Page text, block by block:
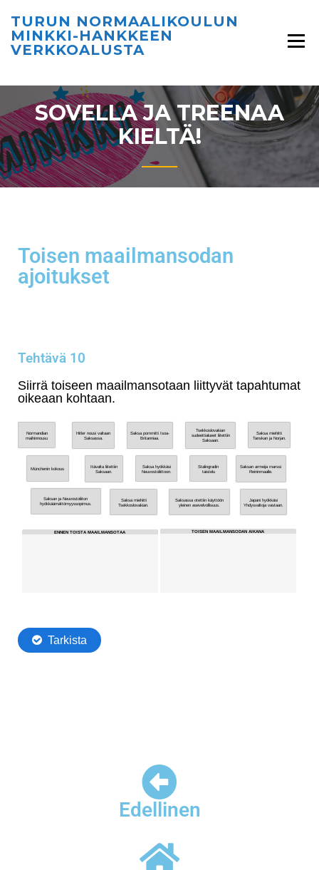
TURUN NORMAALIKOULUN
MINKKI-HANKKEEN
VERKKOALUSTA
SOVELLA JA TREENAA
KIELTÄ!
Toisen maailmansodan
ajoitukset
Tehtävä 10
Edellinen